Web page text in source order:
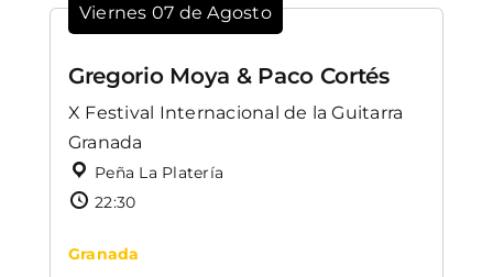
Viernes 07 de Agosto
Gregorio Moya & Paco Cortés
X Festival Internacional de la Guitarra
Granada
Peña La Platería
22:30
Granada